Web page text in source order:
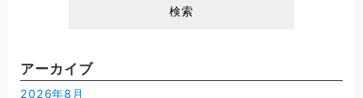
アーカイブ
2026年8月